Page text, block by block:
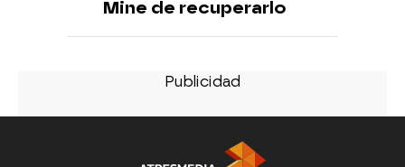
Mine de recuperarlo